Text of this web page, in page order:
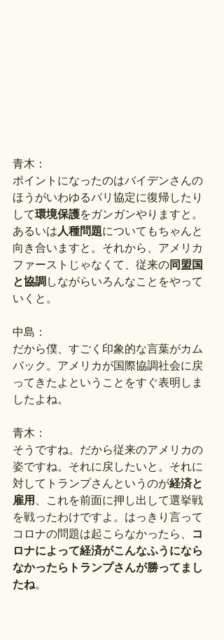
青木：
ポイントになったのはバイデンさんの
ほうがいわゆるパリ協定に復帰したり
して環境保護をガンガンやりますと。
あるいは 人種問題についてもちゃんと
向き合いますと。それから、アメリカ
ファーストじゃなくて、従来の同盟国
と協調 しながらいろんなことをやって
いくと。
中島：
だから僕、すごく印象的な言葉がカム
バック。アメリカが国際協調社会に戻
ってきたよということをすぐ表明しま
したよね。
青木：
そうですね。だから従来のアメリカの
姿ですね。それに戻したいと。それに
対してトランプさんというのが経済と
雇用
、これを前面に押し出して選挙戦
を戦ったわけですよ。はっきり言って
コロナの問題は起こらなかったら、
コ
ロナによって経済がこんなふうになら
なかったらトランプさんが勝ってまし
たね。